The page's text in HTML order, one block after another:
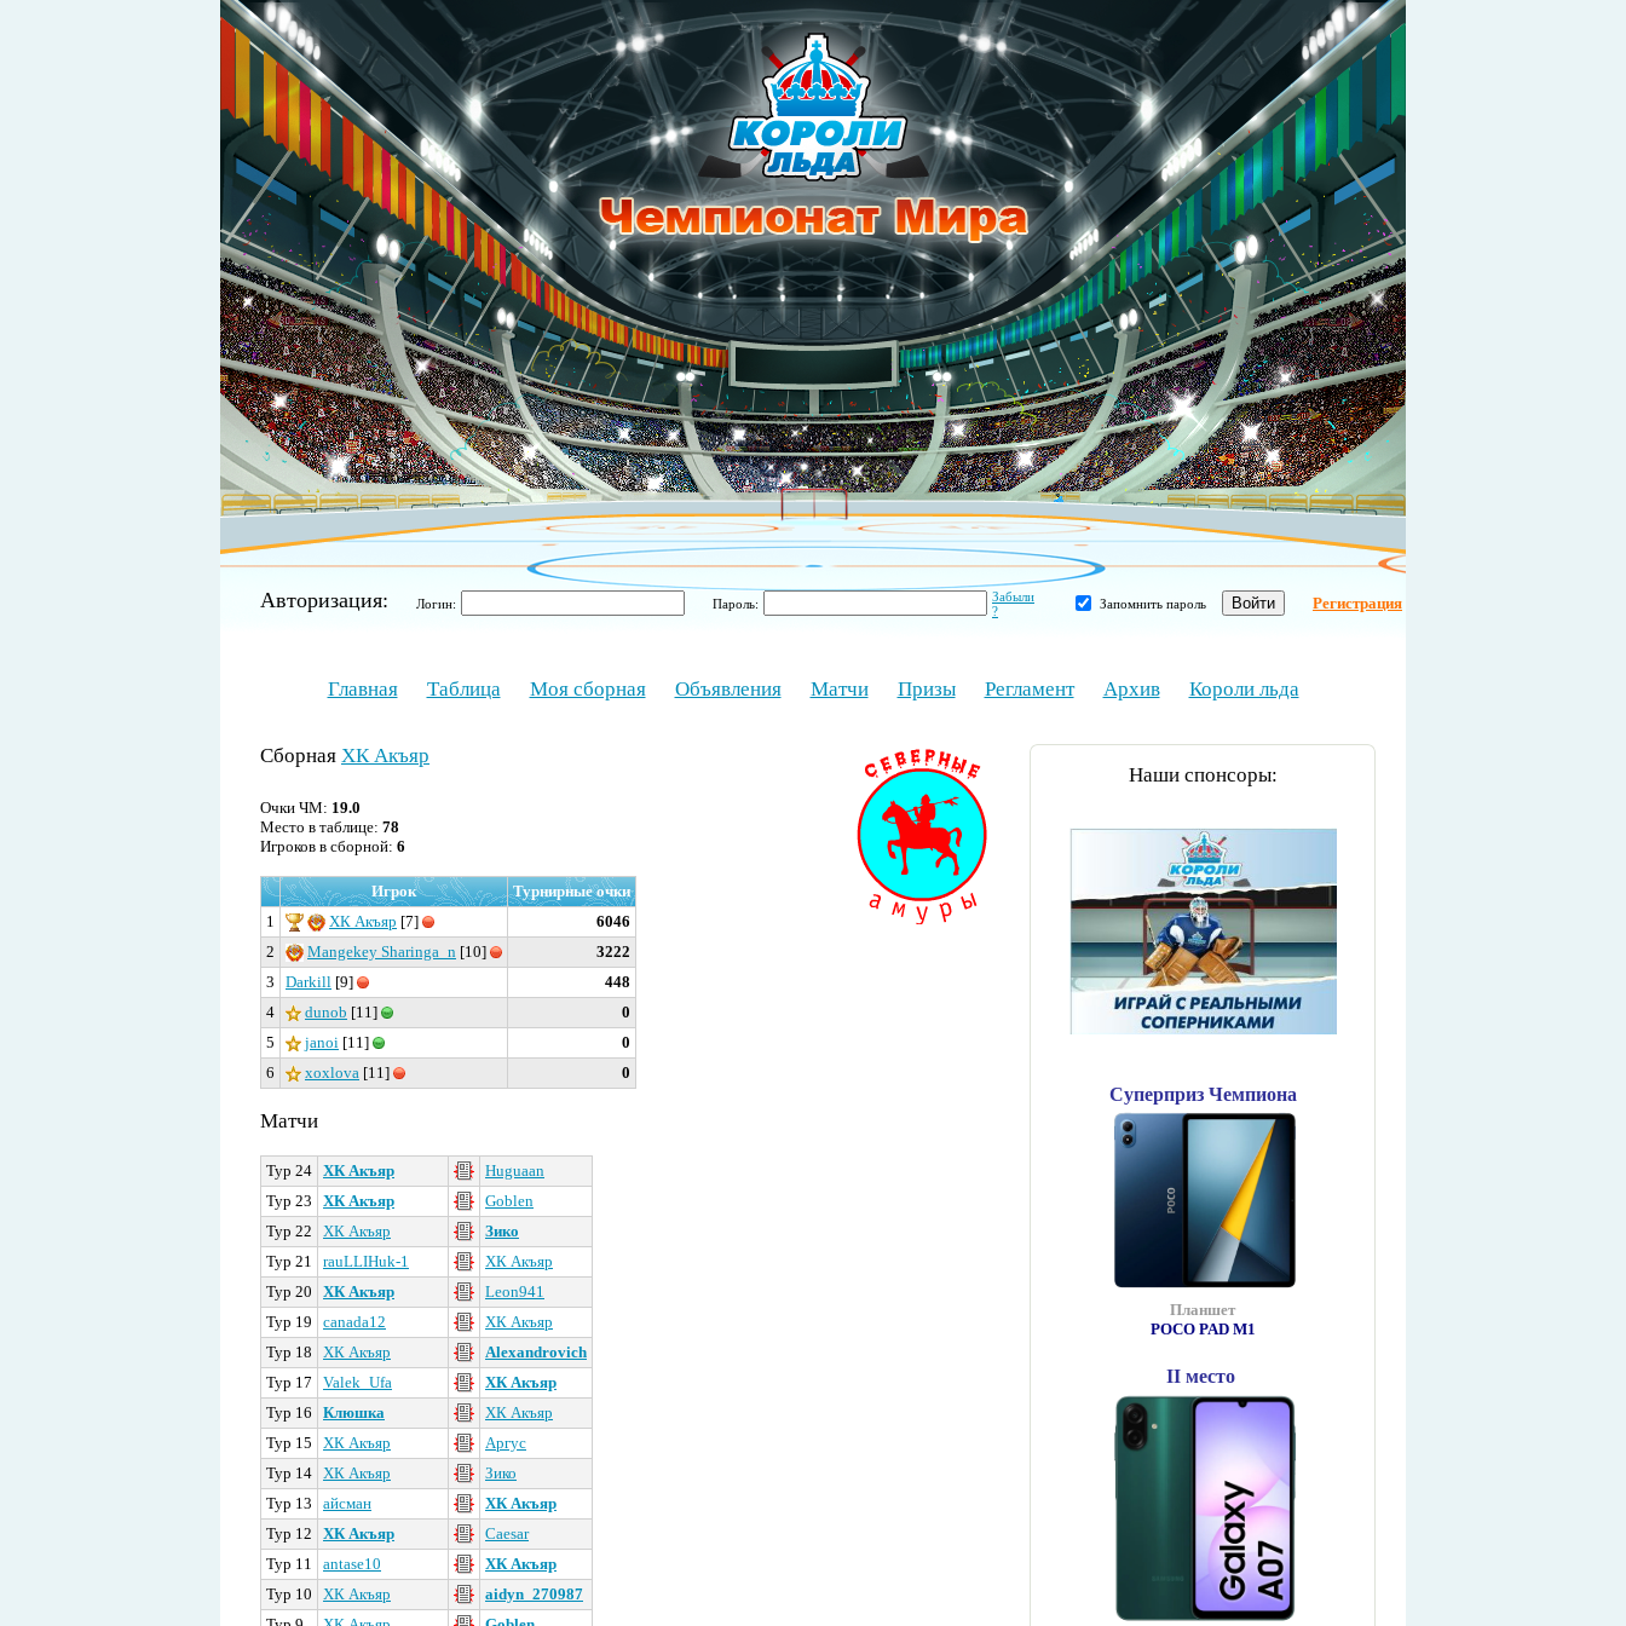
Авторизация: Логин: Пароль:
Забыли
?
Запомнить пароль Регистрация
Главная Таблица Моя сборная Объявления Матчи Призы Регламент Архив Короли льда
Сборная ХК Акъяр
Очки ЧМ: 19.0
Место в таблице: 78
Игроков в сборной: 6
Игрок
Турнирные очки
1
ХК Акъяр [7]
6046
2
Mangekey Sharinga_n [10]
3222
3
Darkill [9]
448
4
dunob [11]
0
5
janoi [11]
0
6
xoxlova [11] 0
Матчи
Тур 24 ХК Акъяр
Huguaan
Тур 23
ХК Акъяр
Goblen
Тур 22
ХК Акъяр
Зико
Тур 21
rauLLIHuk-1
ХК Акъяр
Тур 20
ХК Акъяр
Leon941
Тур 19
canada12
ХК Акъяр
Тур 18
ХК Акъяр
Alexandrovich
Тур 17
Valek_Ufa
ХК Акъяр
Тур 16
Клюшка
ХК Акъяр
Тур 15
ХК Акъяр
Аргус
Тур 14 ХК Акъяр
Зико
Тур 13
айсман
ХК Акъяр
Тур 12
ХК Акъяр
Caesar
Тур 11
antase10
ХК Акъяр
Тур 10
ХК Акъяр
aidyn_270987
Наши спонсоры:
Суперприз Чемпиона
Планшет
POCO PAD М1
II место